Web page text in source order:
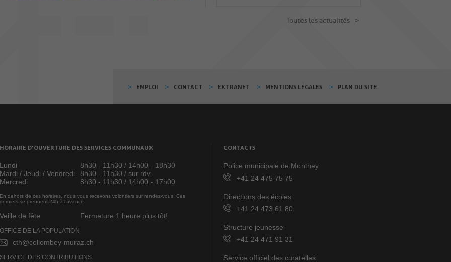
Toutes les actualités
EMPLOI CONTACT EXTRANET MENTIONS LÉGALES PLAN DU SITE
HORAIRE D’OUVERTURE DES SERVICES COMMUNAUX
Lundi
8h30 - 11h30 / 14h00 - 18h30
Mardi / Jeudi / Vendredi
8h30 - 11h30 / sur rdv
Mercredi
8h30 - 11h30 / 14h00 - 17h00
En dehors de ces horaires, nous vous recevons volontiers sur rendez-vous. Ces
derniers se prennent 24h à l’avance.
Veille de fête Fermeture 1 heure plus tôt!
OFFICE DE LA POPULATION
cth@collombey-muraz.ch
SERVICE DES CONTRIBUTIONS
CONTACTS
Police municipale de Monthey
+41 24 475 75 75
Directions des écoles
+41 24 473 61 80
Structure jeunesse
+41 24 471 91 31
Service officiel des curatelles